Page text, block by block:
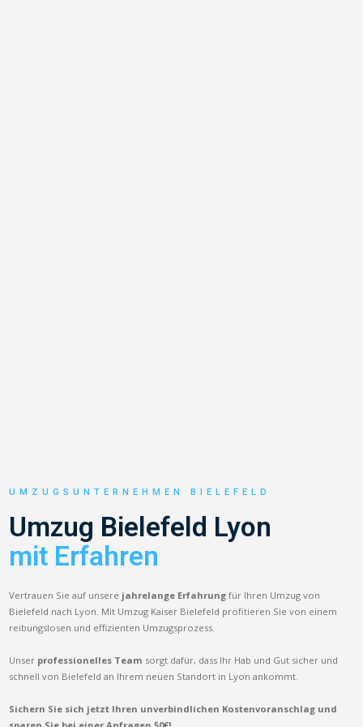
UMZUGSUNTERNEHMEN BIELEFELD
Umzug Bielefeld Lyon
mit Erfahren
Vertrauen Sie auf unsere jahrelange Erfahrung für Ihren Umzug von
Bielefeld nach Lyon. Mit Umzug Kaiser Bielefeld profitieren Sie von einem
reibungslosen und effizienten Umzugsprozess.
Unser professionelles Team sorgt dafür, dass Ihr Hab und Gut sicher und
schnell von Bielefeld an Ihrem neuen Standort in Lyon ankommt.
Sichern Sie sich jetzt Ihren unverbindlichen Kostenvoranschlag und